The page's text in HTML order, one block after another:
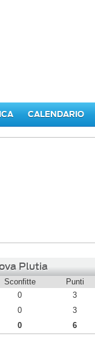
CALENDARIO
Plutia
Sconfitte Punti
0 3
0 3
0 6